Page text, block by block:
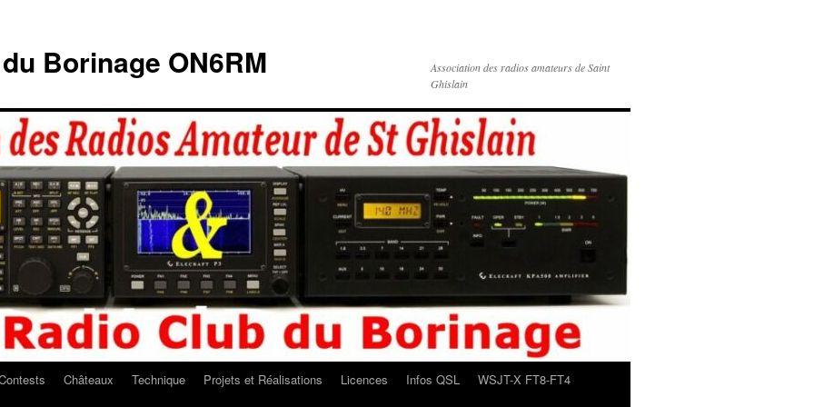
Borinage ON6RM
Association des radios amateurs de Saint
Ghislain
Châteaux Technique Projets et Réalisations Licences Infos QSL
WSJT-X FT8-FT4